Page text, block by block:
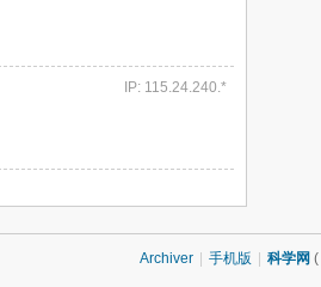
IP: 115.24.240.*
Archiver 手机版 科学网 (